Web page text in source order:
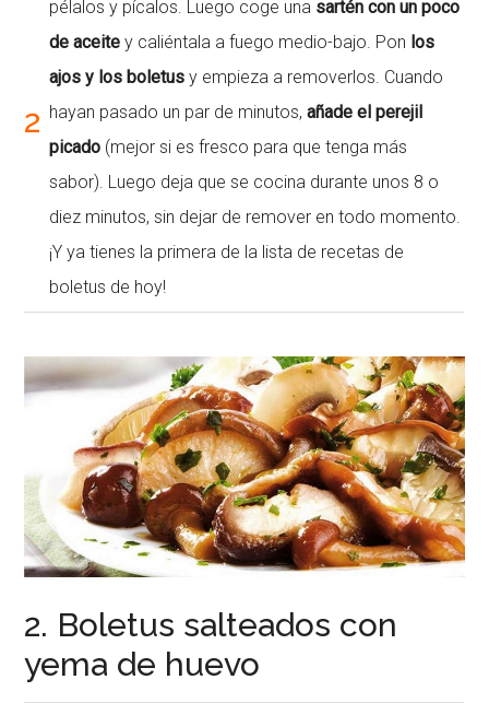
2
pélalos y pícalos. Luego coge una sartén con un poco
de aceite y caliéntala a fuego medio-bajo. Pon los
ajos y los boletus y empieza a removerlos. Cuando
hayan pasado un par de minutos,añade el perejil
picado (mejor si es fresco para que tenga más
sabor). Luego deja que se cocina durante unos 8 o
diez minutos, sin dejar de remover en todo momento.
¡Y ya tienes la primera de la lista de recetas de
boletus de hoy!
2. Boletus salteados con
yema de huevo